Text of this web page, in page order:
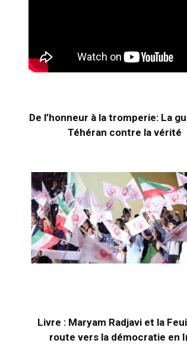
De l’honneur à la tromperie: La
Téhéran contre la vérité
Livre : Maryam Radjavi et la
route vers la démocratie en